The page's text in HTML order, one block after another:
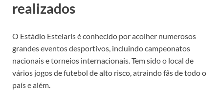
realizados
O Estádio Estelaris é conhecido por acolher numerosos
grandes eventos desportivos, incluindo campeonatos
nacionais e torneios internacionais. Tem sido o local de
vários jogos de futebol de alto risco, atraindo fãs de todo o
país e além.